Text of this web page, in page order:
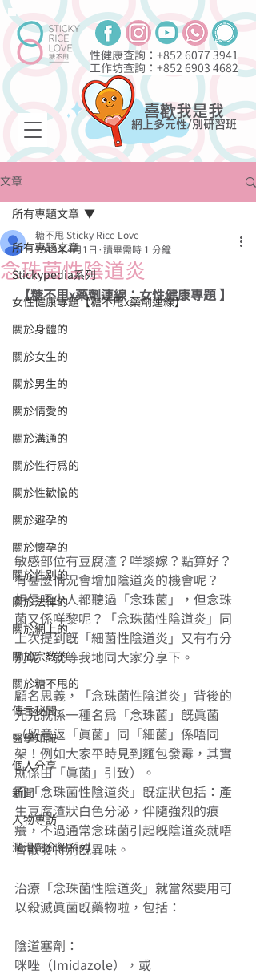
性健康查詢：+852 6077 3941
工作坊查詢：+852 6903 4682
喜歡我是我
網上多元性/別研習班
文章
所有專題文章
Stickypedia系列
女性健康專題【糖不甩x藥劑連線】
關於身體的
關於女生的
關於男生的
關於情愛的
關於溝通的
關於性行為的
關於性歡愉的
關於避孕的
關於懷孕的
關於性別的
關於法律的
關於網上的
關於宗教的
關於糖不甩的
傳言秘聞
醫學知識
個人分享
新聞
人物專訪
潤滑劑介紹系列
所有專題文章
念珠菌性陰道炎
糖不甩 Sticky Rice Love
2019年4月1日
讀畢需時 1 分鐘
【糖不甩x藥劑連線：女性健康專題 】
敏感部位有豆腐渣？咩黎嫁？點算好？
有甚麼情況會增加陰道炎的機會呢？
相信唔少人都聽過「念珠菌」，但念珠
菌又係咩黎呢？「念珠菌性陰道炎」同
上次提到既「細菌性陰道炎」又有冇分
別呢？就等我地同大家分享下。
顧名思義，「念珠菌性陰道炎」背後的
元兇就係一種名為「念珠菌」既真菌
（留意返「真菌」同「細菌」係唔同
架！例如大家平時見到麵包發霉，其實
就係由「真菌」引致）。
而「念珠菌性陰道炎」既症狀包括：產
生豆腐渣狀白色分泌，伴隨強烈的痕
癢，不過通常念珠菌引起既陰道炎就唔
會散發特別既異味。
治療「念珠菌性陰道炎」就當然要用可
以殺滅真菌既藥物啦，包括：
陰道塞劑：
咪唑（Imidazole），或